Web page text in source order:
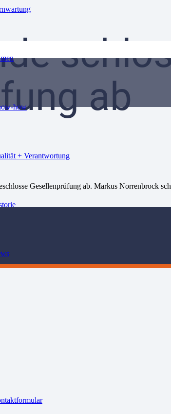
how
+ Verantwortung
ab
Gesellenprüfung ab. Markus Norrenbrock